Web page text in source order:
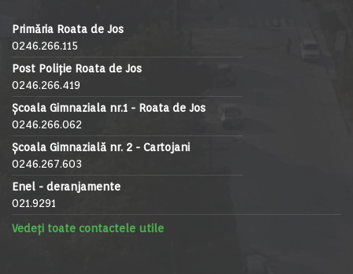
Primăria Roata de Jos
0246.266.115
Post Poliție Roata de Jos
0246.266.419
Școala Gimnaziala nr.1 - Roata de Jos
0246.266.062
Școala Gimnazială nr. 2 - Cartojani
0246.267.603
Enel - deranjamente
021.9291
Vedeți toate contactele utile